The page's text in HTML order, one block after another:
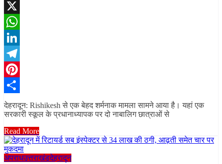
Facebook
X
WhatsApp
LinkedIn
Telegram
Pinterest
Share
देहरादून: Rishikesh से एक बेहद शर्मनाक मामला सामने आया है। यहां एक
सरकारी स्कूल के प्रधानाध्यापक पर दो नाबालिग छात्राओं से
Read More
अपराधउत्तराखंडदेहरादून